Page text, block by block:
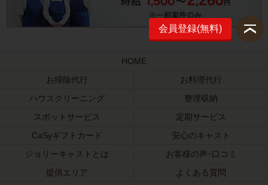
会員登録(無料)
HOME
お掃除代行
お料理代行
ハウスクリーニング
整理収納
スポットサービス
定期サービス
CaSyギフトカード
安心のキャスト
ジョリーキャストとは
お客様の声･口コミ
提供エリア
よくある質問